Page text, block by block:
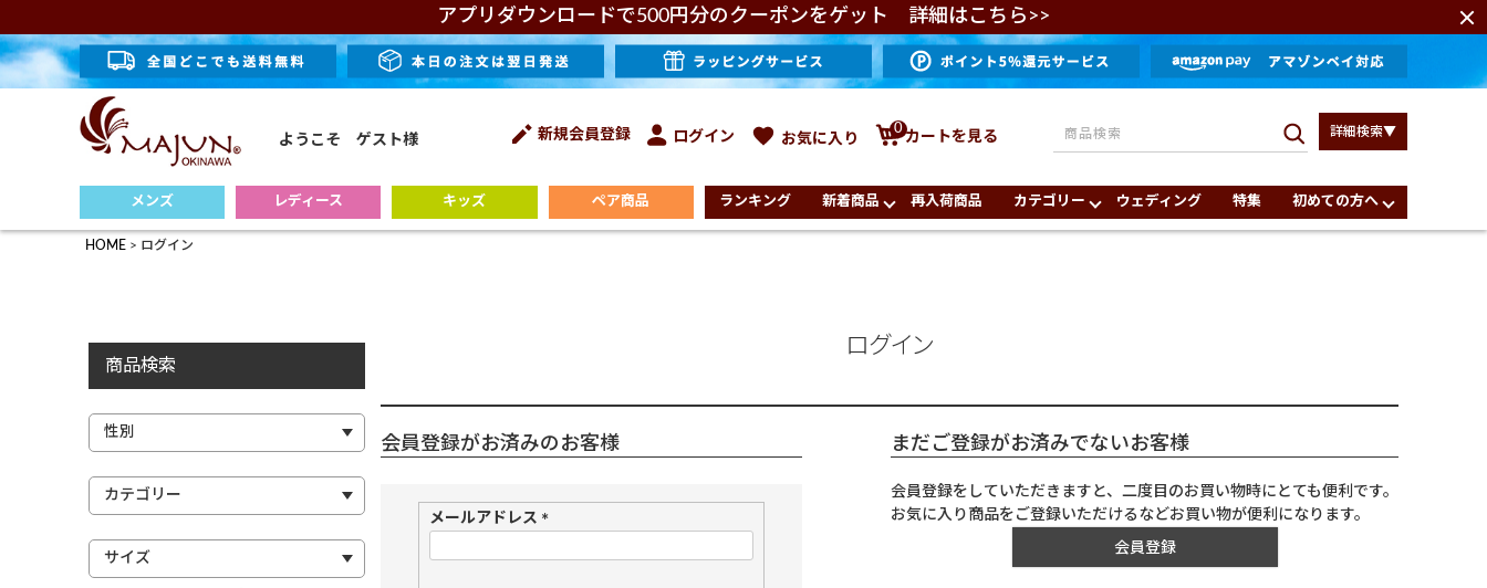
アプリダウンロードで500円分のクーポンをゲット 詳細はこちら>>
ようこそ ゲスト様 新規会員登録 ログイン お気に入り
0
カートを見る 詳細検索▼
メンズ レディース キッズ ペア商品 ランキング 新着商品 再入荷商品 カテゴリー ウェディング 特集 初めての方へ
HOME ログイン
商品検索
ログイン
会員登録がお済みのお客様
メールアドレス
まだご登録がお済みでないお客様
会員登録をしていただきますと、二度目のお買い物時にとても便利です。
お気に入り商品をご登録いただけるなどお買い物が便利になります。
会員登録